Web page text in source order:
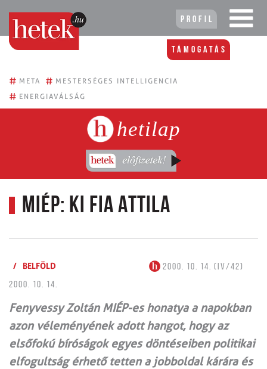
Profil
Támogatás
# META # MESTERSÉGES INTELLIGENCIA
# ENERGIAVÁLSÁG
hetilap
MIÉP: ki fia Attila
/ BELFÖLD
2000. 10. 14. (IV/42)
2000. 10. 14.
Fenyvessy Zoltán MIÉP-es honatya a napokban
azon véleményének adott hangot, hogy az
elsőfokú bíróságok egyes döntéseiben politikai
elfogultság érhető tetten a jobboldal kárára és